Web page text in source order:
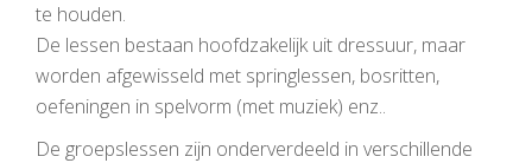
te houden.
De lessen bestaan hoofdzakelijk uit dressuur, maar
worden afgewisseld met springlessen, bosritten,
oefeningen in spelvorm (met muziek) enz..
De groepslessen zijn onderverdeeld in verschillende